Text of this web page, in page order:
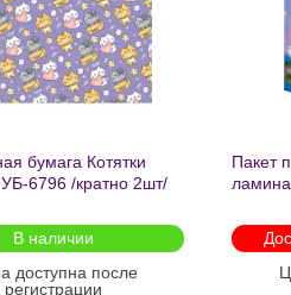
бумага Котятки
6796 /кратно 2шт/
В наличии
доступна после
регистрации
Пакет